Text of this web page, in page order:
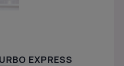
EXPRESS